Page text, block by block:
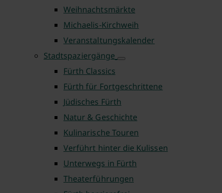
Weihnachtsmärkte
Michaelis-Kirchweih
Veranstaltungskalender
Stadtspaziergänge
Fürth Classics
Fürth für Fortgeschrittene
Jüdisches Fürth
Natur & Geschichte
Kulinarische Touren
Verführt hinter die Kulissen
Unterwegs in Fürth
Theaterführungen